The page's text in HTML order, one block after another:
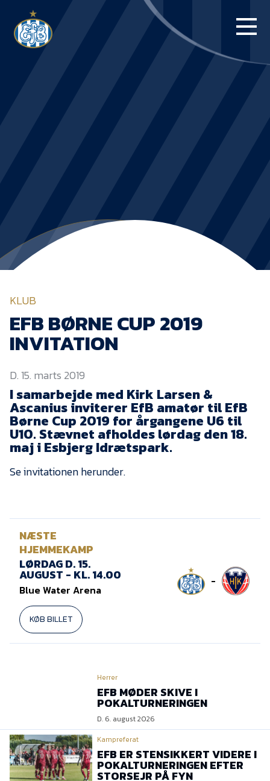
BLUE WATER
NYHEDER
EfB Akademi
Sydvestjysk Fodbold
Samarbejde
Partnere
Blue Water Arena
Aktionærinformation
Job i EfB
Presse
KLUB
EFB BØRNE CUP 2019
INVITATION
D. 15. marts 2019
I samarbejde med Kirk Larsen &
Ascanius inviterer EfB amatør til EfB
Børne Cup 2019 for årgangene U6 til
U10. Stævnet afholdes lørdag den 18.
maj i Esbjerg Idrætspark.
Se invitationen herunder.
NÆSTE
HJEMMEKAMP
LØRDAG D. 15.
AUGUST - KL. 14.00
Blue Water Arena
KØB BILLET
-
Herrer
EFB MØDER SKIVE I
POKALTURNERINGEN
D. 6. august 2026
Kampreferat
EFB ER STENSIKKERT VIDERE I
POKALTURNERINGEN EFTER
STORSEJR PÅ FYN